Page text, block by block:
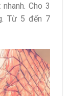
Cho 3
Từ 5 đến 7